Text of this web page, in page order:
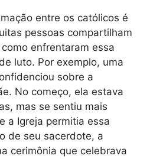
entre os católicos é
pessoas compartilham
enfrentaram essa
luto. Por exemplo, uma
sobre a
No começo, ela estava
mas se sentiu mais
a Igreja permitia essa
de seu sacerdote, a
cerimônia que celebrava